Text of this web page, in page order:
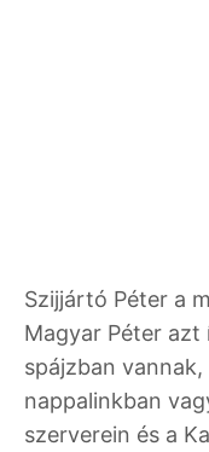
Szijjártó Péter a
Magyar Péter
spájzban
nappalinkban
szerverein és a